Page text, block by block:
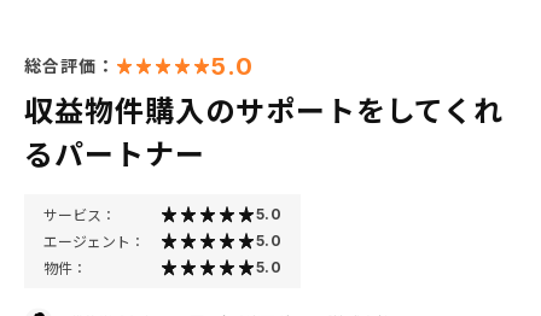
総合評価： 5.0
収益物件購入のサポートをしてくれ
るパートナー
サービス： 5.0
エージェント： 5.0
物件： 5.0